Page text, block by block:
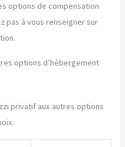
options de compensation
pas à vous renseigner sur
options d’hébergement
privatif aux autres options